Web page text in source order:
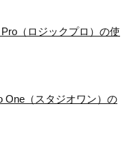
（ロジックプロ）の使
One（スタジオワン）の